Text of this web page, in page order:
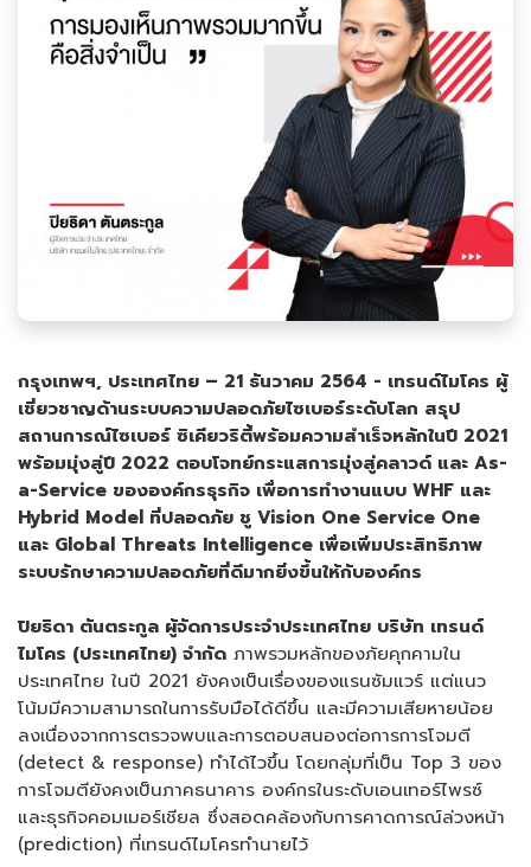
กรุงเทพฯ, ประเทศไทย – 21 ธันวาคม 2564 - เทรนด์ไมโคร ผู้
เชี่ยวชาญด้านระบบความปลอดภัยไซเบอร์ระดับโลก สรุป
สถานการณ์ไซเบอร์ ซิเคียวริตี้พร้อมความสำเร็จหลักในปี 2021
พร้อมมุ่งสู่ปี 2022 ตอบโจทย์กระแสการมุ่งสู่คลาวด์ และ As-
a-Service ขององค์กรธุรกิจ เพื่อการทำงานแบบ WHF และ
Hybrid Model ที่ปลอดภัย ชู Vision One Service One
และ Global Threats Intelligence เพื่อเพิ่มประสิทธิภาพ
ระบบรักษาความปลอดภัยที่ดีมากยิ่งขึ้นให้กับองค์กร
ปิยธิดา ตันตระกูล ผู้จัดการประจำประเทศไทย บริษัท เทรนด์
ไมโคร (ประเทศไทย) จำกัด ภาพรวมหลักของภัยคุกคามใน
ประเทศไทย ในปี 2021 ยังคงเป็นเรื่องของแรนซัมแวร์ แต่แนว
โน้มมีความสามารถในการรับมือได้ดีขึ้น และมีความเสียหายน้อย
ลงเนื่องจากการตรวจพบและการตอบสนองต่อการการโจมตี
(detect & response) ทำได้ไวขึ้น โดยกลุ่มที่เป็น Top 3 ของ
การโจมตียังคงเป็นภาคธนาคาร องค์กรในระดับเอนเทอร์ไพรซ์
และธุรกิจคอมเมอร์เชียล ซึ่งสอดคล้องกับการคาดการณ์ล่วงหน้า
(prediction) ที่เทรนด์ไมโครทำนายไว้